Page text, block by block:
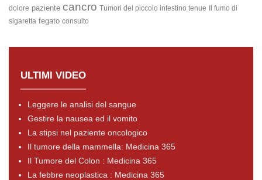
dolore paziente cancro Tumori del piccolo intestino tenue
Il fumo di
sigaretta fegato consulto
ULTIMI VIDEO
Leggere le analisi del sangue
Gestire la nausea ed il vomito
La stipsi nel paziente oncologico
Il tumore della mammella: Medicina 365
Il Tumore del Colon : Medicina 365
La febbre neoplastica : Medicina 365